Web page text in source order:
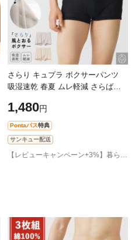
さらり キュプラ ボクサーパンツ
吸湿速乾 春夏 ムレ軽減 さらばベ
綿混 前開き 下着 パンツ インナー
1,480円
Pontaパス特典
サンキュー配送
【レビューキャンペーン+3%】暮らしの肌着 インナー専門店